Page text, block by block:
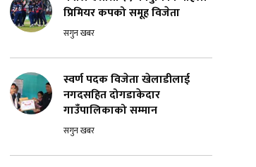
प्रिमियर कपको समूह विजेता
सगुन खबर
स्वर्ण पदक विजेता खेलाडीलाई
नगदसहित दोगडाकेदार
गाउँपालिकाको सम्मान
सगुन खबर